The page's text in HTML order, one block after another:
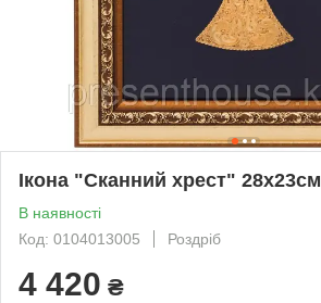
Ікона "Сканний хрест" 28х23см
В наявності
Код: 0104013005
Роздріб
4 420 ₴